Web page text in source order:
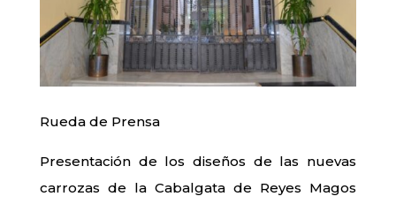
Rueda de Prensa
Presentación de los diseños de las nuevas
carrozas de la Cabalgata de Reyes Magos